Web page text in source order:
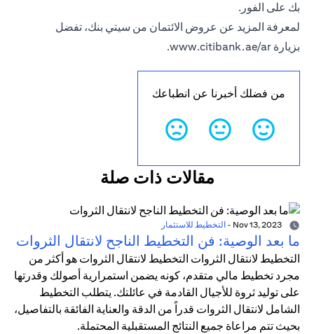
بك على الفور.
لمعرفة المزيد عن عروض الائتمان من سيتي بنك، تفضل
بزيارة www.citibank.ae/ar
.
من فضلك أخبرنا عن انطباعك
مقالات ذات صلة
- التخطيط للاستثمار
ما بعد الوصية: فن التخطيط الناجح لانتقال الثروات
التخطيط لانتقال الثروات التخطيط لانتقال الثروات هو أكثر من
مجرد تخطيط مالي متقدم، كونه يضمن استمرارية أصولك وقدرتها
على توليد ثروة للأجيال القادمة في عائلتك. يتطلب التخطيط
الشامل لانتقال الثروات قدراً من الدقة والعناية الفائقة بالتفاصيل،
بحيث تتم مراعاة جميع النتائج المستقبلية المحتملة.